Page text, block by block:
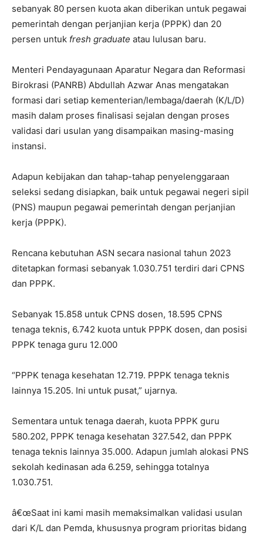
sebanyak 80 persen kuota akan diberikan untuk pegawai
pemerintah dengan perjanjian kerja (PPPK) dan 20
persen untuk fresh graduate atau lulusan baru.
Menteri Pendayagunaan Aparatur Negara dan Reformasi
Birokrasi (PANRB) Abdullah Azwar Anas mengatakan
formasi dari setiap kementerian/lembaga/daerah (K/L/D)
masih dalam proses finalisasi sejalan dengan proses
validasi dari usulan yang disampaikan masing-masing
instansi.
Adapun kebijakan dan tahap-tahap penyelenggaraan
seleksi sedang disiapkan, baik untuk pegawai negeri sipil
(PNS) maupun pegawai pemerintah dengan perjanjian
kerja (PPPK).
Rencana kebutuhan ASN secara nasional tahun 2023
ditetapkan formasi sebanyak 1.030.751 terdiri dari CPNS
dan PPPK.
Sebanyak 15.858 untuk CPNS dosen, 18.595 CPNS
tenaga teknis, 6.742 kuota untuk PPPK dosen, dan posisi
PPPK tenaga guru 12.000
“PPPK tenaga kesehatan 12.719. PPPK tenaga teknis
lainnya 15.205. Ini untuk pusat,” ujarnya.
Sementara untuk tenaga daerah, kuota PPPK guru
580.202, PPPK tenaga kesehatan 327.542, dan PPPK
tenaga teknis lainnya 35.000. Adapun jumlah alokasi PNS
sekolah kedinasan ada 6.259, sehingga totalnya
1.030.751.
â€œSaat ini kami masih memaksimalkan validasi usulan
dari K/L dan Pemda, khususnya program prioritas bidang